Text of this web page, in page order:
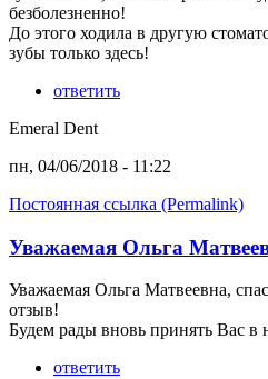
безболезненно!
До этого ходила в другую
зубы только здесь!
ответить
Emeral Dent
пн, 04/06/2018 - 11:22
Постоянная ссылка (Permalink)
Уважаемая Ольга
Уважаемая Ольга Матвеевна,
отзыв!
Будем рады вновь принять Вас в
ответить